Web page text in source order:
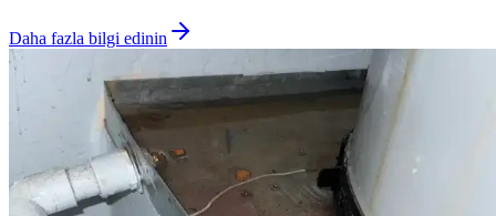
Daha fazla bilgi edinin